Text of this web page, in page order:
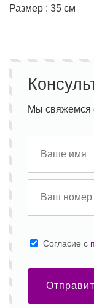
Размер : 35 см
Мы свяжемся
Cогласие с